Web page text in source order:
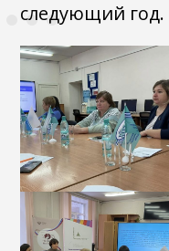
следующий год.